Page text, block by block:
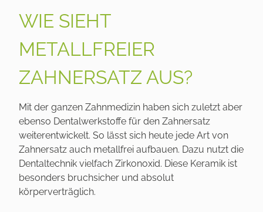
WIE SIEHT
METALLFREIER
ZAHNERSATZ AUS?
Mit der ganzen Zahnmedizin haben sich zuletzt aber
ebenso Dentalwerkstoffe für den Zahnersatz
weiterentwickelt. So lässt sich heute jede Art von
Zahnersatz auch metallfrei aufbauen. Dazu nutzt die
Dentaltechnik vielfach Zirkonoxid. Diese Keramik ist
besonders bruchsicher und absolut
körperverträglich.